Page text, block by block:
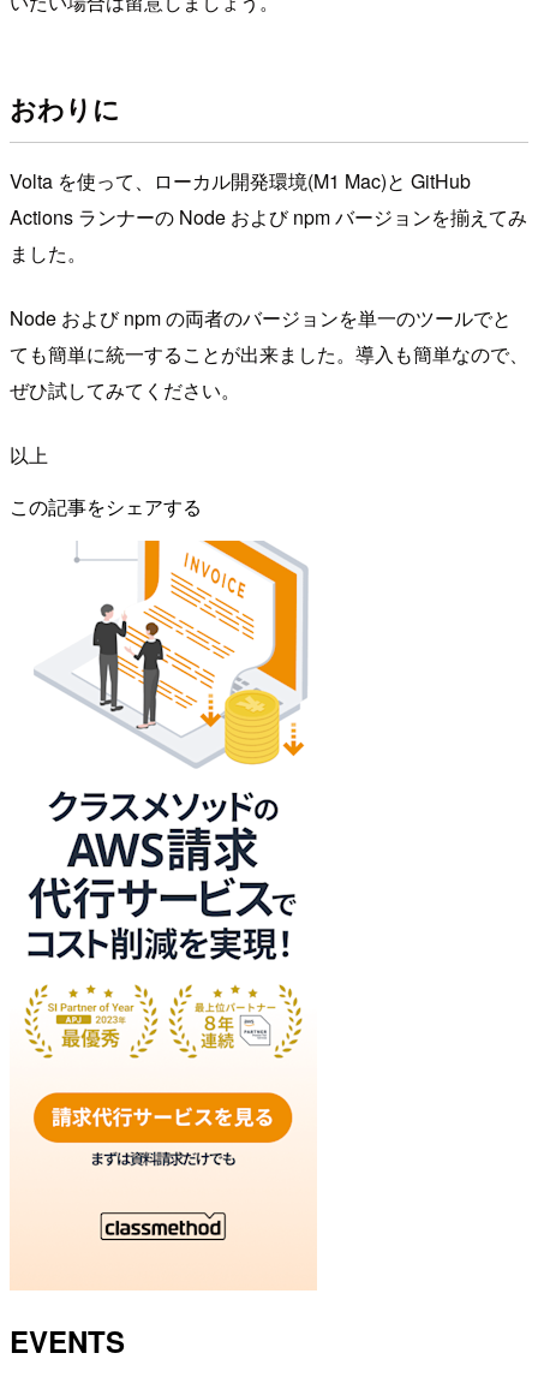
おわりに
Volta を使って、ローカル開発環境(M1 Mac)と GitHub
Actions ランナーの Node および npm バージョンを揃えてみ
ました。
Node および npm の両者のバージョンを単一のツールでと
ても簡単に統一することが出来ました。導入も簡単なので、
ぜひ試してみてください。
以上
この記事をシェアする
EVENTS